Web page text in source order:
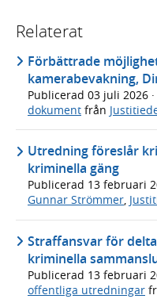
Relaterat
Förbättrade
kamerabevakning,
Publicerad 03 juli 2026 ·
dokument från
Utredning föreslår
kriminella gäng
Publicerad 13 februari
Gunnar Strömmer,
Straffansvar för
kriminella
Publicerad 13 februari
offentliga utredningar